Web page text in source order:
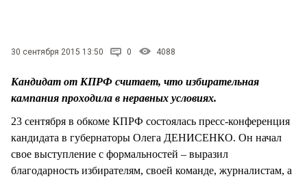
СТИЛЬ ЖИЗНИ
30 сентября 2015 13:50 0 4088
Кандидат от КПРФ считает, что избирательная
кампания проходила в неравных условиях.
23 сентября в обкоме КПРФ состоялась пресс-конференция
кандидата в губернаторы Олега ДЕНИСЕНКО. Он начал
свое выступление с формальностей – выразил
благодарность избирателям, своей команде, журналистам, а